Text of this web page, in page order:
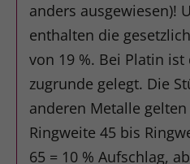
anders ausgewiesen)!
enthalten die
von 19 %. Bei Platin
zugrunde gelegt. Die
anderen Metalle
Ringweite 45 bis
65 = 10 % Aufschlag,